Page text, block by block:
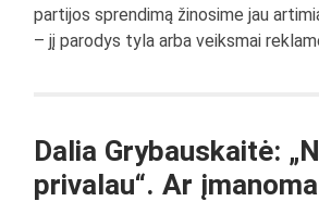
partijos sprendimą žinosime jau
– jį parodys tyla arba veiksmai
Dalia Grybauskaitė:
privalau“. Ar